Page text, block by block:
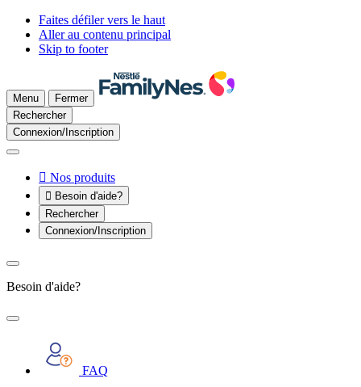
Faites défiler vers le haut
Aller au contenu principal
Skip to footer
Menu
Fermer
Rechercher
Connexion/Inscription
 Nos produits
 Besoin d'aide?
Rechercher
Connexion/Inscription
Besoin d'aide?
FAQ